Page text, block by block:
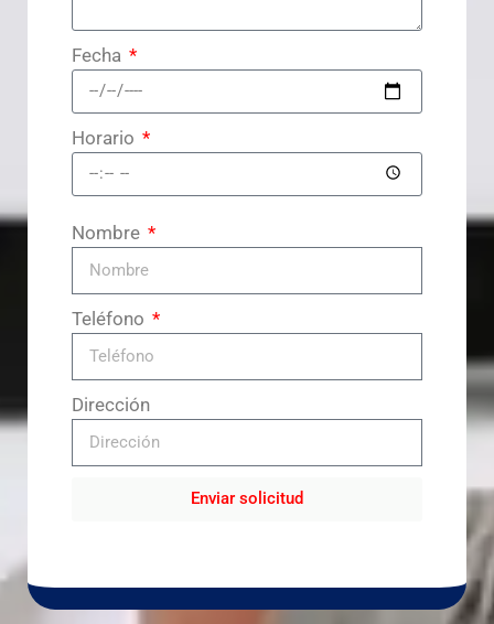
Fecha
Horario
Nombre
Teléfono
Dirección
Enviar solicitud